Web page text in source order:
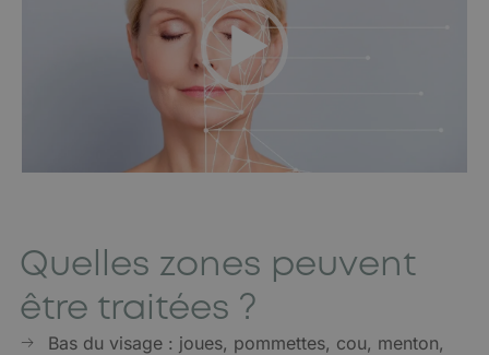
Quelles zones peuvent
être traitées ?
Bas du visage : joues, pommettes, cou, menton,